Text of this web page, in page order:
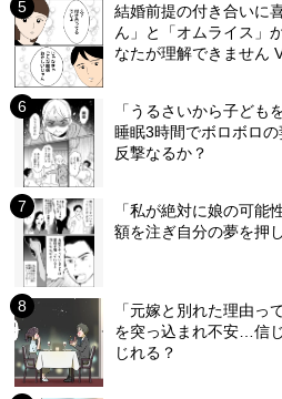
結婚前提の付き合いに
ん」と「オムライス」
なたが理解できません
「うるさいから子ども
睡眠3時間でボロボロ
反撃なるか？
「私が絶対に娘の可
額を注ぎ自分の夢を押
「元嫁と別れた理由っ
を突っ込まれ不安…信
じれる？